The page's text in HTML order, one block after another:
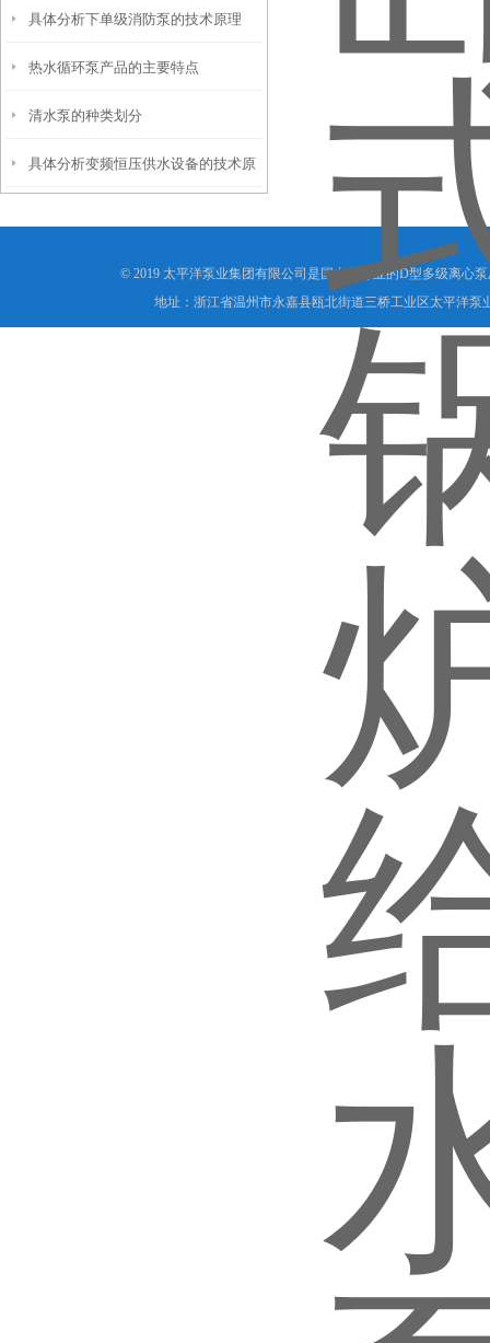
力表读数异常判断标准
具体分析下单级消防泵的技术原理
热水循环泵产品的主要特点
清水泵的种类划分
具体分析变频恒压供水设备的技术原
© 2019 太平洋泵业集团有限公司是国内外专业的D型多级离心
地址：浙江省温州市永嘉县瓯北街道三桥工业区太平洋泵